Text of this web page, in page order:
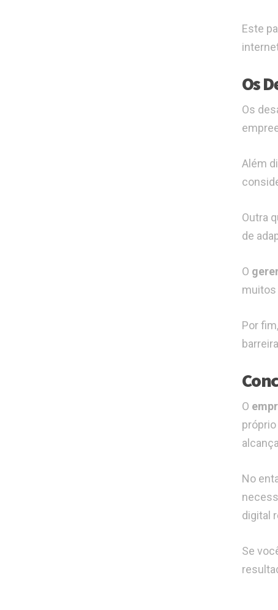
Este
Os
Os
Além
Outra
de
O
muitos
Por
O
No
digital
Se